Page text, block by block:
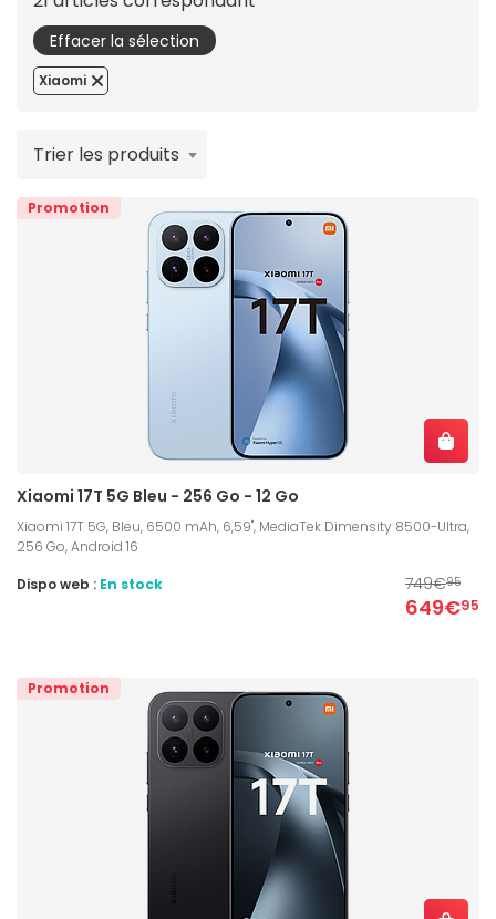
Effacer la sélection
Xiaomi
Trier les produits
Promotion
Xiaomi 17T 5G Bleu - 256 Go - 12 Go
Xiaomi 17T 5G, Bleu, 6500 mAh, 6,59", MediaTek Dimensity 8500-Ultra,
256 Go, Android 16
749€95
649€95
Dispo web : En stock
Promotion